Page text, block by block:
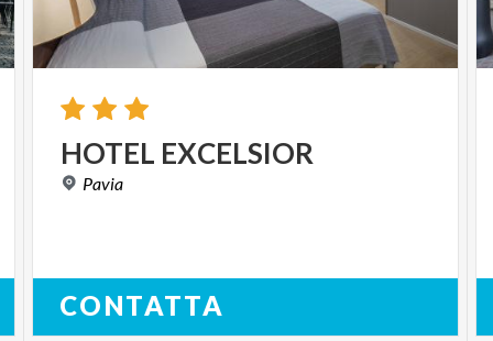
HOTEL EXCELSIOR
Pavia
CONTATTA